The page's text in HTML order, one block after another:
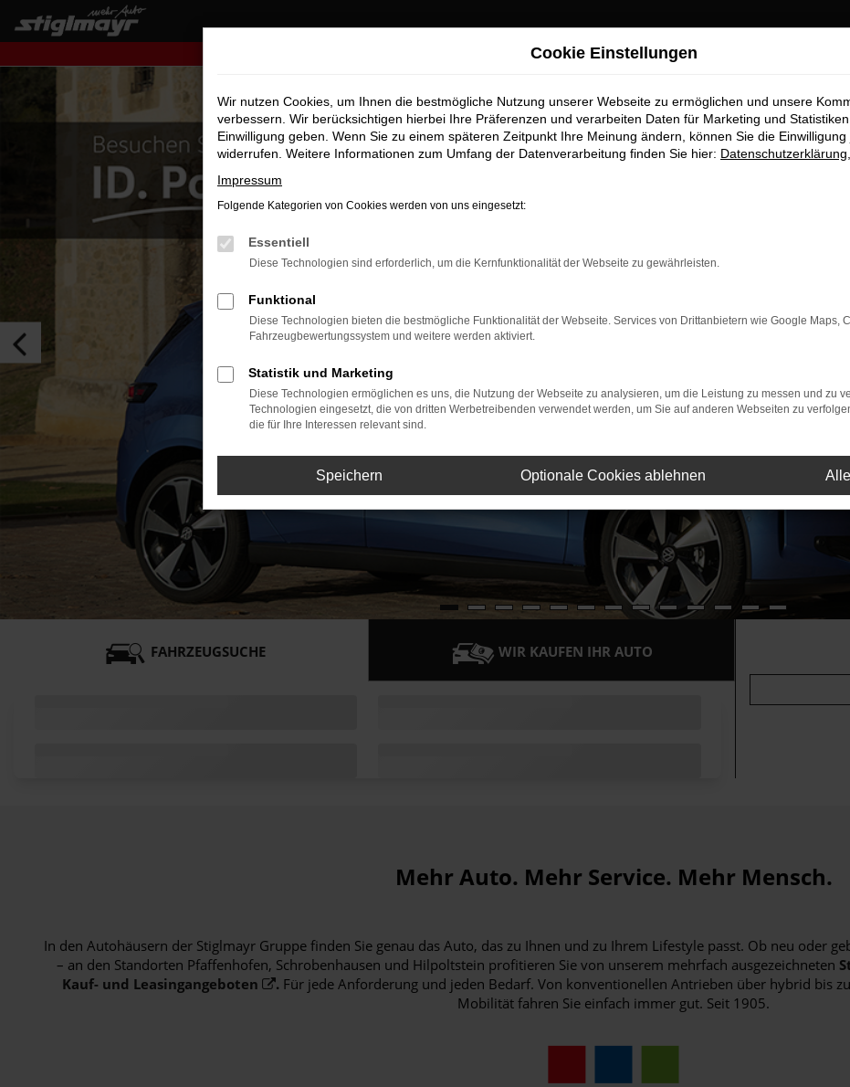
Zum
Hauptinhalt
springen
+++ Jetzt Servicetermin online buchen! Hier klicken und ganz einfach Ihren
FAHRZEUGSUCHE WIR KAUFEN IHR AUTO
Mehr Auto. Mehr Service. Mehr Mensch.
In den Autohäusern der Stiglmayr Gruppe finden Sie genau das Auto, das zu Ihnen und zu Ihrem Lifestyle passt. Ob neu oder
– an den Standorten Pfaffenhofen, Schrobenhausen und Hilpoltstein profitieren Sie von unserem mehrfach ausgezeichneten
Kauf- und Leasingangeboten
. Für jede Anforderung und jeden Bedarf. Von konventionellen Antrieben über hybrid bis
Mobilität fahren Sie einfach immer gut. Seit 1905.
Cookie Einstellungen
Wir nutzen Cookies, um Ihnen die bestmögliche Nutzung unserer Webseite zu ermöglichen und unsere
verbessern. Wir berücksichtigen hierbei Ihre Präferenzen und verarbeiten Daten für Marketing und
Einwilligung geben. Wenn Sie zu einem späteren Zeitpunkt Ihre Meinung ändern, können Sie die
widerrufen. Weitere Informationen zum Umfang der Datenverarbeitung finden Sie hier: Datenschutzerklärung
Impressum
Folgende Kategorien von Cookies werden von uns eingesetzt:
Essentiell
Diese Technologien sind erforderlich, um die Kernfunktionalität der Webseite zu gewährleisten.
Funktional
Diese Technologien bieten die bestmögliche Funktionalität der Webseite. Services von Drittanbietern wie Google Maps,
Fahrzeugbewertungssystem und weitere werden aktiviert.
Statistik und Marketing
Diese Technologien ermöglichen es uns, die Nutzung der Webseite zu analysieren, um die Leistung zu messen und zu
Technologien eingesetzt, die von dritten Werbetreibenden verwendet werden, um Sie auf anderen Webseiten zu
die für Ihre Interessen relevant sind.
Speichern Optionale Cookies ablehnen